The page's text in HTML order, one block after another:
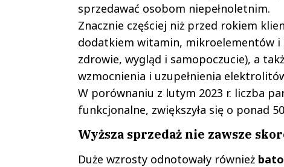
sprzedawać osobom niepełnoletnim.
Znacznie częściej niż przed rokiem
dodatkiem witamin, mikroelementów i
zdrowie, wygląd i samopoczucie), a
wzmocnienia i uzupełnienia
W porównaniu z lutym 2023 r. liczba
funkcjonalne, zwiększyła się o ponad
Wyższa sprzedaż nie zawsze
Duże wzrosty odnotowały również